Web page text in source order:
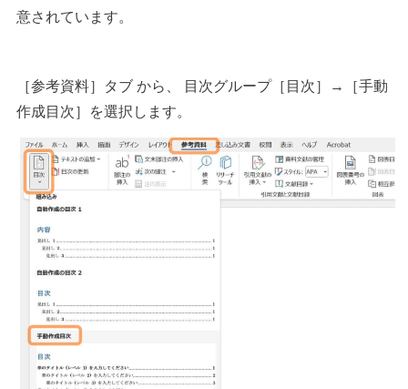
意されています。
［参考資料］タブ から、 目次グループ［目次］→［手動
作成目次］を選択します。